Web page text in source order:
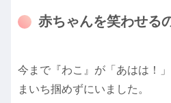
赤ちゃんを笑わせる
今まで『わこ』が「あはは！
まいち掴めずにいました。